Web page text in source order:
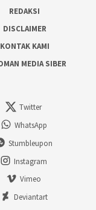
REDAKSI
DISCLAIMER
KONTAK KAMI
MEDIA SIBER
Twitter
WhatsApp
Stumbleupon
Instagram
Vimeo
Deviantart